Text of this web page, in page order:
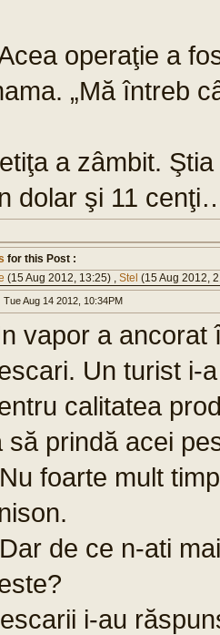
operaţie a
„Mă întreb
a zâmbit.
dolar şi 11
for this Post :
(15 Aug 2012, 13:25) , Stel (15 Aug 2012,
Tue Aug 14 2012, 10:34PM
vapor a ancorat
Un turist i-
calitatea
să prindă acei
foarte mult
de ce n-ati
i-au